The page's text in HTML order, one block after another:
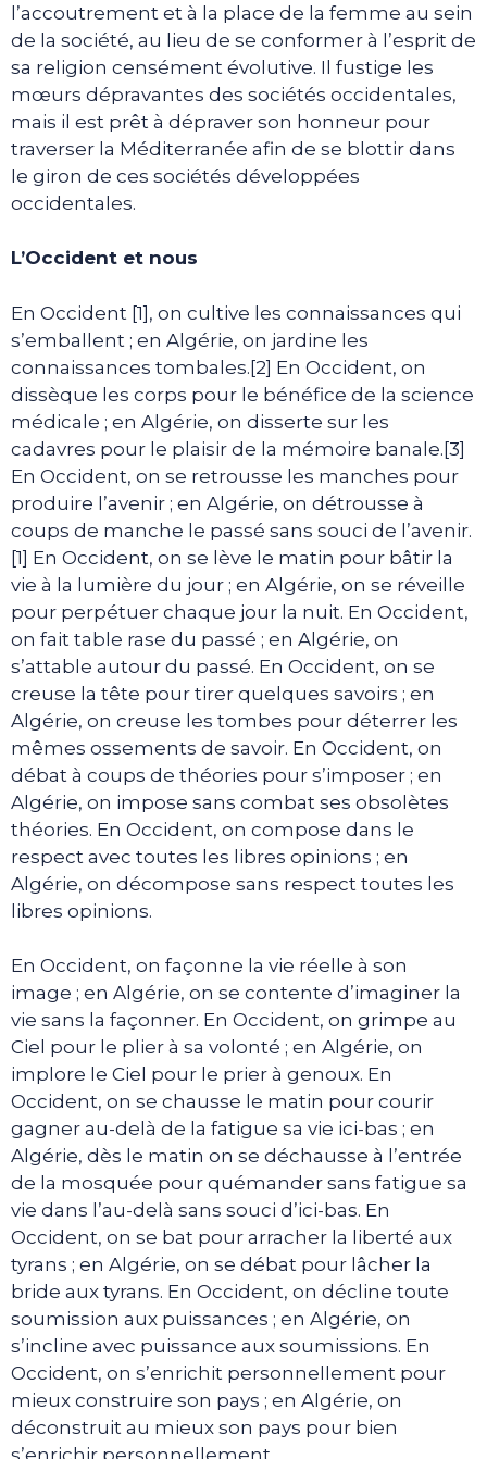
l’accoutrement et à la place de la femme au sein
de la société, au lieu de se conformer à l’esprit de
sa religion censément évolutive. Il fustige les
mœurs dépravantes des sociétés occidentales,
mais il est prêt à dépraver son honneur pour
traverser la Méditerranée afin de se blottir dans
le giron de ces sociétés développées
occidentales.
L’Occident et nous
En Occident [1], on cultive les connaissances qui
s’emballent ; en Algérie, on jardine les
connaissances tombales.[2] En Occident, on
dissèque les corps pour le bénéfice de la science
médicale ; en Algérie, on disserte sur les
cadavres pour le plaisir de la mémoire banale.[3]
En Occident, on se retrousse les manches pour
produire l’avenir ; en Algérie, on détrousse à
coups de manche le passé sans souci de l’avenir.
[1] En Occident, on se lève le matin pour bâtir la
vie à la lumière du jour ; en Algérie, on se réveille
pour perpétuer chaque jour la nuit. En Occident,
on fait table rase du passé ; en Algérie, on
s’attable autour du passé. En Occident, on se
creuse la tête pour tirer quelques savoirs ; en
Algérie, on creuse les tombes pour déterrer les
mêmes ossements de savoir. En Occident, on
débat à coups de théories pour s’imposer ; en
Algérie, on impose sans combat ses obsolètes
théories. En Occident, on compose dans le
respect avec toutes les libres opinions ; en
Algérie, on décompose sans respect toutes les
libres opinions.
En Occident, on façonne la vie réelle à son
image ; en Algérie, on se contente d’imaginer la
vie sans la façonner. En Occident, on grimpe au
Ciel pour le plier à sa volonté ; en Algérie, on
implore le Ciel pour le prier à genoux. En
Occident, on se chausse le matin pour courir
gagner au-delà de la fatigue sa vie ici-bas ; en
Algérie, dès le matin on se déchausse à l’entrée
de la mosquée pour quémander sans fatigue sa
vie dans l’au-delà sans souci d’ici-bas. En
Occident, on se bat pour arracher la liberté aux
tyrans ; en Algérie, on se débat pour lâcher la
bride aux tyrans. En Occident, on décline toute
soumission aux puissances ; en Algérie, on
s’incline avec puissance aux soumissions. En
Occident, on s’enrichit personnellement pour
mieux construire son pays ; en Algérie, on
déconstruit au mieux son pays pour bien
s’enrichir personnellement.